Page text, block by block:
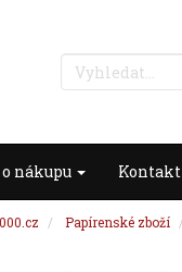
nákupu Kontakt
Papírenské zboží